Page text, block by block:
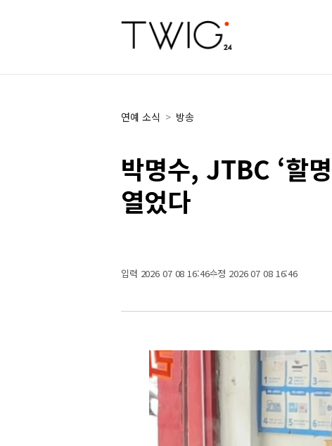
연예 소식 > 방송
박명수, JTBC ‘할
열었다
입력 2026 07 08 16:46수정 2026 07 08 16:46